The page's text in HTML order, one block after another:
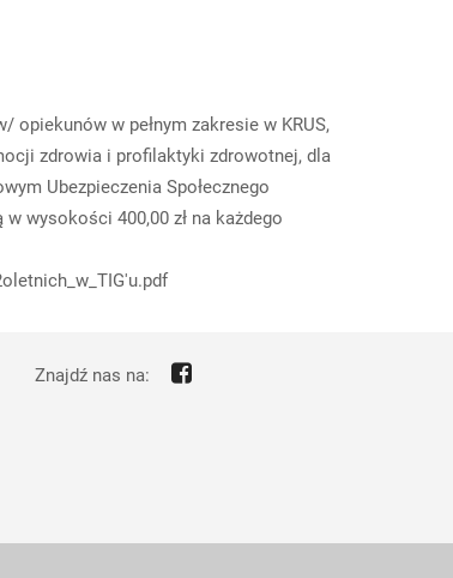
opiekunów w pełnym zakresie w KRUS,
zdrowia i profilaktyki zdrowotnej, dla
Ubezpieczenia Społecznego
wysokości 400,00 zł na każdego
Znajdź nas na: